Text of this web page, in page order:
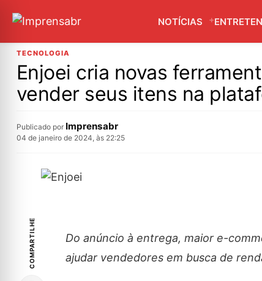
NOTÍCIAS
TECNOLOGIA
Enjoei cria novas
vender seus itens na
Publicado por Imprensabr
04 de janeiro de 2024, às 22:25
COMPARTILHE
Do anúncio à entrega, maior e-
ajudar vendedores em busca de